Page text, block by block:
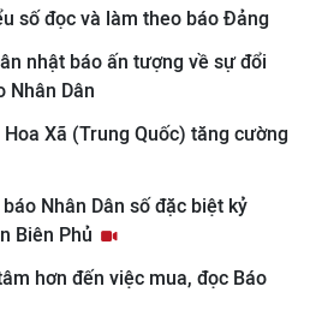
phía Bắc
Bộ và Tây
số đọc và làm theo báo Đảng
nhật báo ấn tượng về sự đổi
Nhân Dân
Xã (Trung Quốc) tăng cường
Nhân Dân số đặc biệt kỷ
Biên Phủ
hơn đến việc mua, đọc Báo